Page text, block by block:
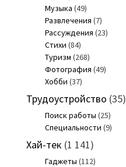
Музыка (49)
Развлечения (7)
Рассуждения (23)
Стихи (84)
Туризм (268)
Фотография (49)
Хобби (37)
Трудоустройство (35)
Поиск работы (25)
Специальности (9)
Хай-тек (1 141)
Гаджеты (112)